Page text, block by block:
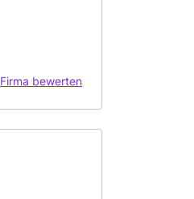
Firma bewerten